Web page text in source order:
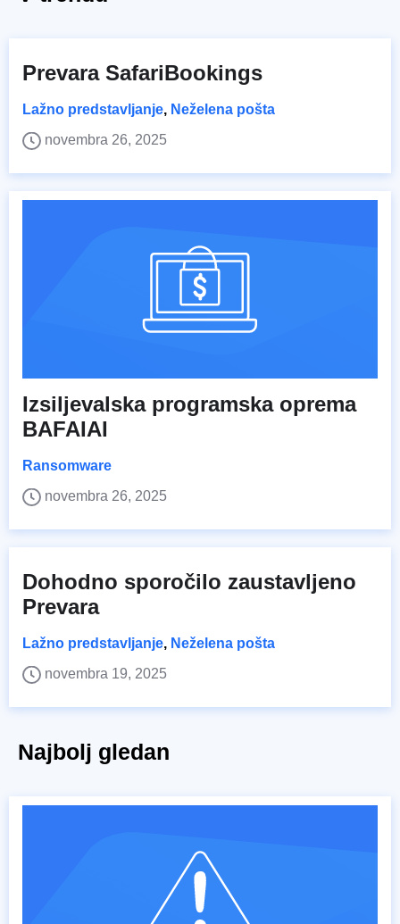
Prevara SafariBookings
Lažno predstavljanje, Neželena pošta
novembra 26, 2025
Izsiljevalska programska oprema
BAFAIAI
Ransomware
novembra 26, 2025
Dohodno sporočilo zaustavljeno
Prevara
Lažno predstavljanje, Neželena pošta
novembra 19, 2025
Najbolj gledan